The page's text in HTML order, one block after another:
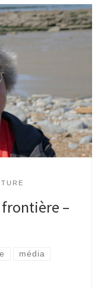
Delvaux | 15H
Il y a de multiples
raisons […]
frontière –
média